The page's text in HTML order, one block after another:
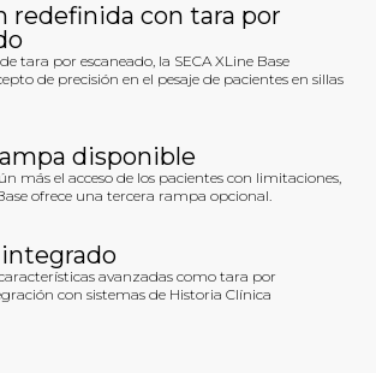
redefinida con tara por
tara por escaneado, la SECA XLine Base
de precisión en el pesaje de pacientes en sillas
disponible
más el acceso de los pacientes con limitaciones,
ofrece una tercera rampa opcional.
avanzadas como tara por
con sistemas de Historia Clínica